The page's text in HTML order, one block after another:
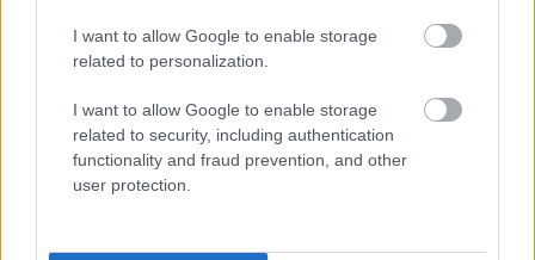
I want to allow Google to enable storage
related to personalization.
I want to allow Google to enable storage
related to security, including authentication
functionality and fraud prevention, and other
user protection.